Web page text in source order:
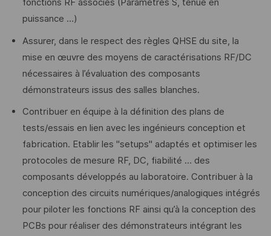
fonctions RF associés (Paramètres S, tenue en
puissance …)
Assurer, dans le respect des règles QHSE du site, la
mise en œuvre des moyens de caractérisations RF/DC
nécessaires à l’évaluation des composants
démonstrateurs issus des salles blanches.
Contribuer en équipe à la définition des plans de
tests/essais en lien avec les ingénieurs conception et
fabrication. Etablir les "setups" adaptés et optimiser les
protocoles de mesure RF, DC, fiabilité … des
composants développés au laboratoire. Contribuer à la
conception des circuits numériques/analogiques intégrés
pour piloter les fonctions RF ainsi qu’à la conception des
PCBs pour réaliser des démonstrateurs intégrant les